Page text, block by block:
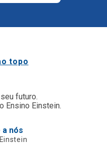
topo
futuro.
Ensino Einstein.
nós